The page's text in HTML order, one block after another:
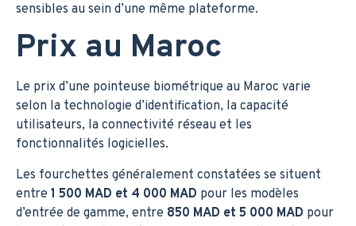
sensibles au sein d’une même plateforme.
Prix au Maroc
Le prix d’une pointeuse biométrique au Maroc varie
selon la technologie d’identification, la capacité
utilisateurs, la connectivité réseau et les
fonctionnalités logicielles.
Les fourchettes généralement constatées se situent
entre 1 500 MAD et 4 000 MAD pour les modèles
d’entrée de gamme, entre 850 MAD et 5 000 MAD pour